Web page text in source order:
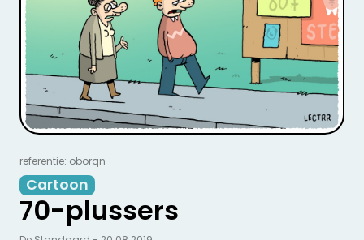
referentie: oborqn
Cartoon
70-plussers